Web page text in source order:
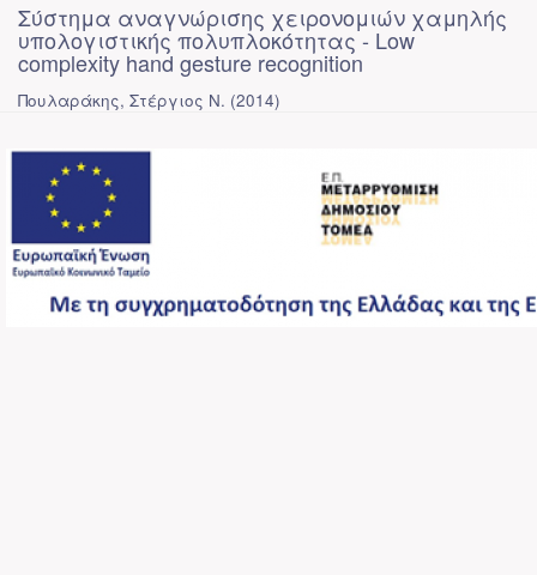
Σύστημα αναγνώρισης χειρονομιών χαμηλής
υπολογιστικής πολυπλοκότητας - Low
complexity hand gesture recognition
Πουλαράκης, Στέργιος Ν. (2014)